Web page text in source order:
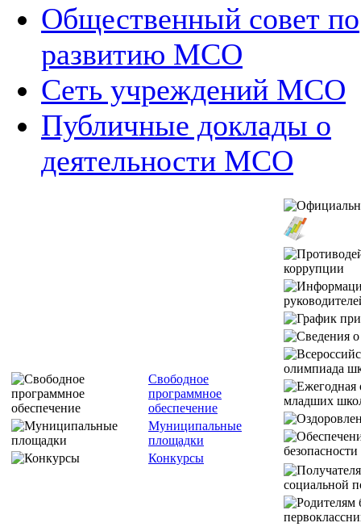
Общественный совет по
развитию МСО
Сеть учреждений МСО
Публичные доклады о
деятельности МСО
Свободное
программное
обеспечение
Муниципальные
площадки
Конкурсы